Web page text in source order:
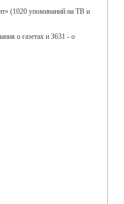
(1020 упоминаний на ТВ и
о газетах и 3631 - о